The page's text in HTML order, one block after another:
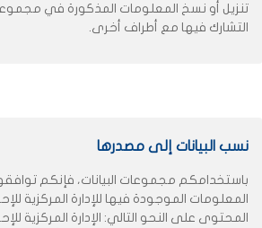
تنزيل أو نسخ المعلومات المذكورة في
التشارك فيها مع أطراف أخرى.
نسب البيانات إلى مصدرها
باستخدامكم مجموعات البيانات، فإنكم
المعلومات الموجودة فيها للإدارة المركزية
المحتوى على النحو التالي: الإدارة المركزية